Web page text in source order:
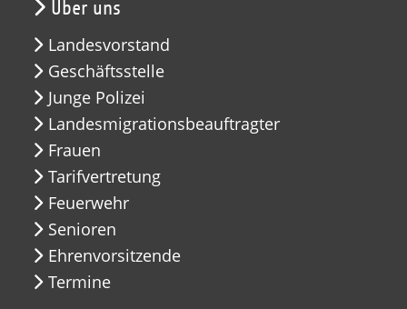
Über uns
Landesvorstand
Geschäftsstelle
Junge Polizei
Landesmigrationsbeauftragter
Frauen
Tarifvertretung
Feuerwehr
Senioren
Ehrenvorsitzende
Termine